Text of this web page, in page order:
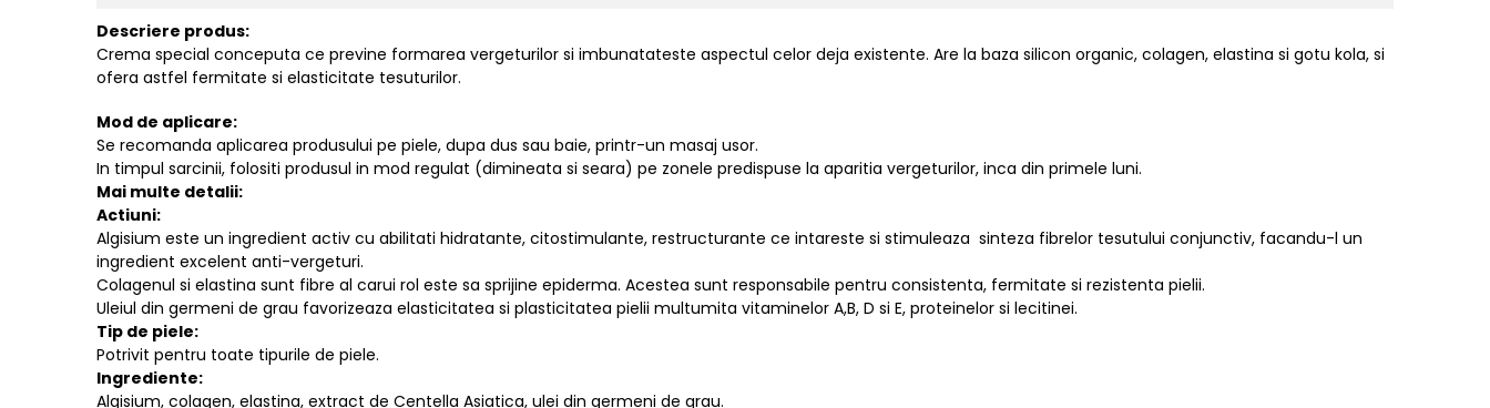
Descriere produs:
Crema special conceputa ce previne formarea vergeturilor si imbunatateste aspectul celor deja existente. Are la baza silicon organic, colagen, elastina si gotu kola, si
ofera astfel fermitate si elasticitate tesuturilor.
Mod de aplicare:
Se recomanda aplicarea produsului pe piele, dupa dus sau baie, printr-un masaj usor.
In timpul sarcinii, folositi produsul in mod regulat (dimineata si seara) pe zonele predispuse la aparitia vergeturilor, inca din primele luni.
Mai multe detalii:
Actiuni:
Algisium este un ingredient activ cu abilitati hidratante, citostimulante, restructurante ce intareste si stimuleaza sinteza fibrelor tesutului conjunctiv, facandu-l un
ingredient excelent anti-vergeturi.
Colagenul si elastina sunt fibre al carui rol este sa sprijine epiderma. Acestea sunt responsabile pentru consistenta, fermitate si rezistenta pielii.
Uleiul din germeni de grau favorizeaza elasticitatea si plasticitatea pielii multumita vitaminelor A,B, D si E, proteinelor si lecitinei.
Tip de piele:
Potrivit pentru toate tipurile de piele.
Ingrediente:
Algisium, colagen, elastina, extract de Centella Asiatica, ulei din germeni de grau.